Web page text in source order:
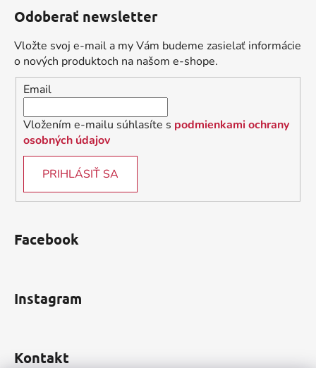
Odoberať newsletter
Vložte svoj e-mail a my Vám budeme zasielať informácie
o nových produktoch na našom e-shope.
Email
Vložením e-mailu súhlasíte s podmienkami ochrany
osobných údajov
PRIHLÁSIŤ SA
Facebook
Instagram
Kontakt